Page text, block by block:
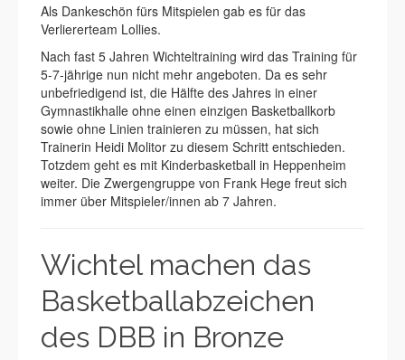
Als Dankeschön fürs Mitspielen gab es für das
Verliererteam Lollies.
Nach fast 5 Jahren Wichteltraining wird das Training für
5-7-jährige nun nicht mehr angeboten. Da es sehr
unbefriedigend ist, die Hälfte des Jahres in einer
Gymnastikhalle ohne einen einzigen Basketballkorb
sowie ohne Linien trainieren zu müssen, hat sich
Trainerin Heidi Molitor zu diesem Schritt entschieden.
Totzdem geht es mit Kinderbasketball in Heppenheim
weiter. Die Zwergengruppe von Frank Hege freut sich
immer über Mitspieler/innen ab 7 Jahren.
Wichtel machen das
Basketballabzeichen
des DBB in Bronze